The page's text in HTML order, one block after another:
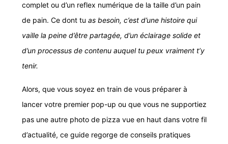
complet ou d’un reflex numérique de la taille d’un pain
de pain. Ce dont tu as besoin, c’est d’une histoire qui
vaille la peine d’être partagée, d’un éclairage solide et
d’un processus de contenu auquel tu peux vraiment t’y
tenir.
Alors, que vous soyez en train de vous préparer à
lancer votre premier pop-up ou que vous ne supportiez
pas une autre photo de pizza vue en haut dans votre fil
d’actualité, ce guide regorge de conseils pratiques